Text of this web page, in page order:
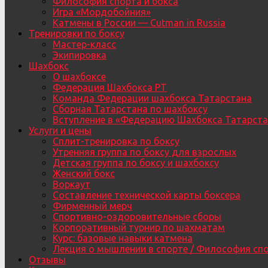
Игра «Мордобойния»
Катмены в России — Cutman in Russia
Тренировки по боксу
Мастер-класс
Экипировка
Шахбокс
О шахбоксе
Федерация Шахбокса РТ
Команда Федерации шахбокса Татарстана
Сборная Татарстана по шахбоксу
Вступление в «Федерацию Шахбокса
Услуги и цены
Сплит-тренировка по боксу
Утренняя группа по боксу для взрослых
Детская группа по боксу и шахбоксу
Женский бокс
Воркаут
Составление технической карты боксера
Фирменный мерч
Спортивно-оздоровительные сборы
Корпоративный турнир по шахматам
Курс: базовые навыки катмена
Лекция о мышлении в спорте / Философия
Отзывы